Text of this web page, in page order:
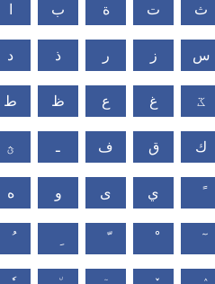
ب ة ت ث
د ذ ر ز س
ط ظ ع غ ػ
ؿ ـ ف ق ك
ه و ى ي